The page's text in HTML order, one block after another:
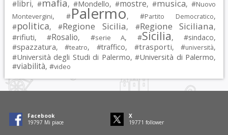
#libri, #mafia, #Mondello, #mostre, #musica, #Nuovo
Montevergini, #Palermo, #Partito Democratico,
#politica, #Regione Sicilia, #Regione Siciliana,
#rifiuti, #Rosalio, #serie A, #Sicilia, #sindaco,
#spazzatura, #teatro, #traffico, #trasporti, #università,
#Università degli Studi di Palermo, #Università di Palermo,
#viabilità, #video
Facebook
19797 Mi piace
X
19771 follower